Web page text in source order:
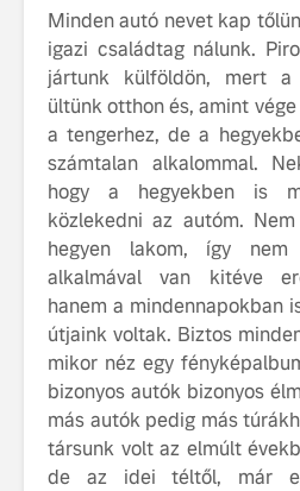
Minden autó nevet kap
igazi családtag nálunk.
jártunk külföldön, mert
ültünk otthon és, amint
a tengerhez, de a
számtalan alkalommal.
hogy a hegyekben is
közlekedni az autóm.
hegyen lakom, így
alkalmával van kitéve
hanem a mindennapokban
útjaink voltak. Biztos
mikor néz egy
bizonyos autók bizonyos
más autók pedig más
társunk volt az elmúlt
de az idei téltől, már
Car UX élmény
Az új Volvo
szintre emeli a